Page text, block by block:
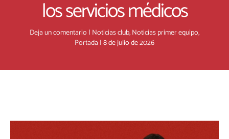
los servicios médicos
Deja un comentario | Noticias club,Noticias primer equipo,
Portada |8 de julio de 2026